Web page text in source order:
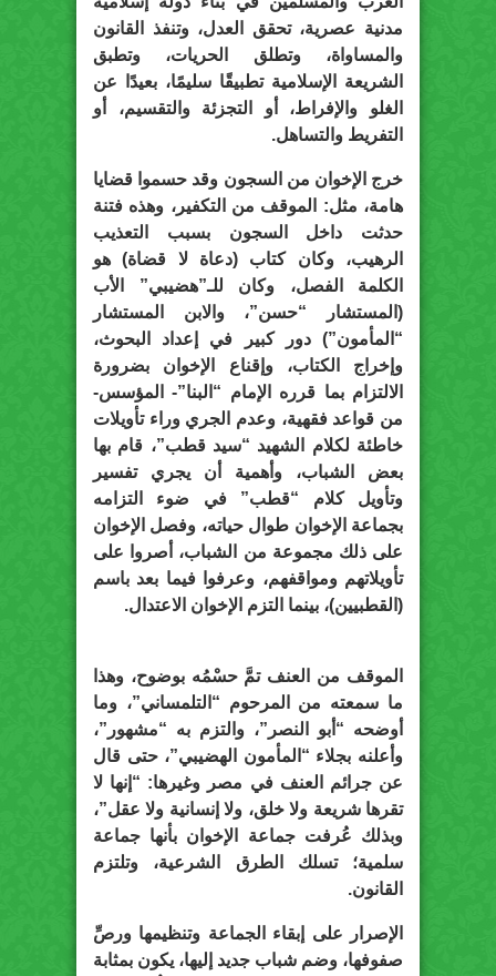
مدنية عصرية، تحقق العدل، وتنفذ القانون
والمساواة، وتطلق الحريات، وتطبق
الشريعة الإسلامية تطبيقًا سليمًا، بعيدًا عن
الغلو والإفراط، أو التجزئة والتقسيم، أو
التفريط والتساهل.
خرج الإخوان من السجون وقد حسموا قضايا
هامة، مثل: الموقف من التكفير، وهذه فتنة
حدثت داخل السجون بسبب التعذيب
الرهيب، وكان كتاب (دعاة لا قضاة) هو
الكلمة الفصل، وكان للـ”هضيبي” الأب
(المستشار “حسن”، والابن المستشار
“المأمون”) دور كبير في إعداد البحوث،
وإخراج الكتاب، وإقناع الإخوان بضرورة
الالتزام بما قرره الإمام “البنا”- المؤسس-
من قواعد فقهية، وعدم الجري وراء تأويلات
خاطئة لكلام الشهيد “سيد قطب”، قام بها
بعض الشباب، وأهمية أن يجري تفسير
وتأويل كلام “قطب” في ضوء التزامه
بجماعة الإخوان طوال حياته، وفصل الإخوان
على ذلك مجموعة من الشباب، أصروا على
تأويلاتهم ومواقفهم، وعرفوا فيما بعد باسم
(القطبيين)، بينما التزم الإخوان الاعتدال.
الموقف من العنف تمَّ حسْمُه بوضوح، وهذا
ما سمعته من المرحوم “التلمساني”، وما
أوضحه “أبو النصر”، والتزم به “مشهور”،
وأعلنه بجلاء “المأمون الهضيبي”، حتى قال
عن جرائم العنف في مصر وغيرها: “إنها لا
تقرها شريعة ولا خلق، ولا إنسانية ولا عقل”،
وبذلك عُرفت جماعة الإخوان بأنها جماعة
سلمية؛ تسلك الطرق الشرعية، وتلتزم
القانون.
الإصرار على إبقاء الجماعة وتنظيمها ورصِّ
صفوفها، وضم شباب جديد إليها، يكون بمثابة